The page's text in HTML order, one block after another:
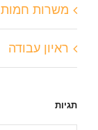
משרות חמות
ראיון עבודה
תגיות